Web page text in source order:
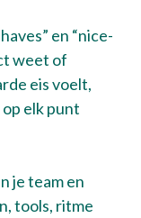
en “nice-
weet of
eis voelt,
elk punt
je team en
tools, ritme